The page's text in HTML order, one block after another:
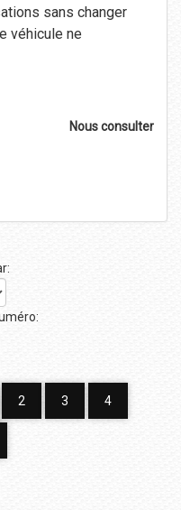
sans changer
véhicule ne
Nous consulter
2 3 4